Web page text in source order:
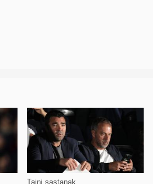
Tajni sastanak